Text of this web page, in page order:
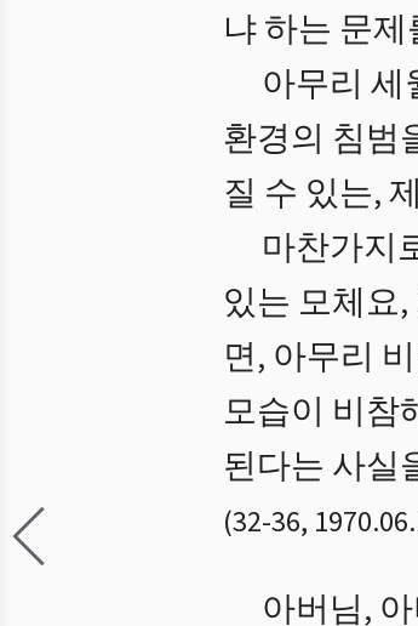
냐 하는 문
아무리
환경의 침범
질 수 있는,
마찬가지
있는 모체요
면, 아무리
모습이 비참
된다는 사실
(32-36,
아버님,